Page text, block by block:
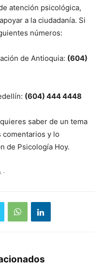
atención psicológica,
a la ciudadanía. Si
números:
de Antioquia: (604)
(604) 444 4448
saber de un tema
y lo
de Psicología Hoy.
-